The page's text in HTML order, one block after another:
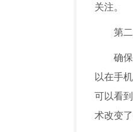
关注。
第
确
以在手
可以看
术改变